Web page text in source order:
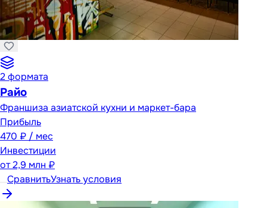
2формата
Райо
Франшиза азиатской кухни и маркет-бара
Прибыль
470 ₽ / мес
Инвестиции
от2,9 млн ₽
СравнитьУзнать условия